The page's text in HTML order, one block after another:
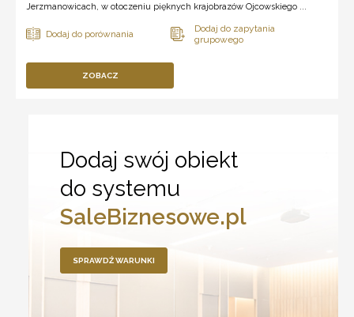
Jerzmanowicach, w otoczeniu pięknych krajobrazów Ojcowskiego ...
ZOBACZ
Dodaj swój obiekt
do systemu
SaleBiznesowe.pl
SPRAWDŹ WARUNKI